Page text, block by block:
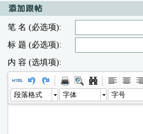
笔 名 (必选项):
标 题 (必选项):
内 容 (选填项):
段落格式 字体 字号